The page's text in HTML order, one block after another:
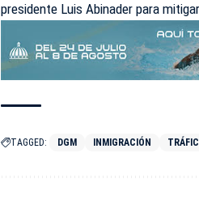
presidente Luis Abinader para
TAGGED: DGM INMIGRACIÓN